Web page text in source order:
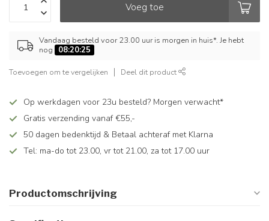
Voeg toe
Vandaag besteld voor 23.00 uur is morgen in huis*. Je hebt
nog
08:20:24
Toevoegen om te vergelijken Deel dit product
Op werkdagen voor 23u besteld? Morgen verwacht*
Gratis verzending vanaf €55,-
50 dagen bedenktijd & Betaal achteraf met Klarna
Tel: ma-do tot 23.00, vr tot 21.00, za tot 17.00 uur
Productomschrijving